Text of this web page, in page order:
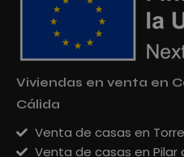
Viviendas en venta en
Cálida
Venta de casas en
Venta de casas en Pilar